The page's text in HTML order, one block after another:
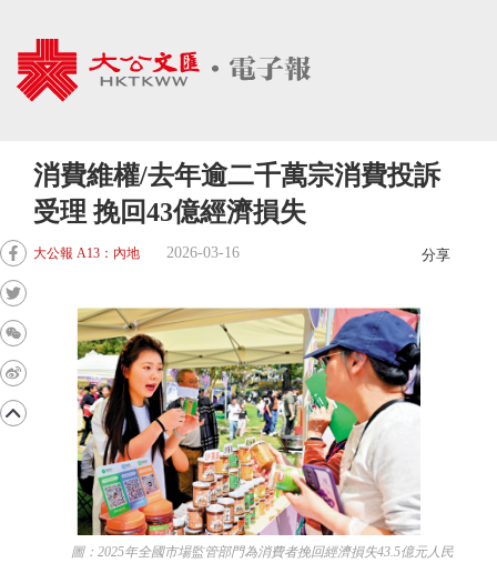
消費維權/去年逾二千萬宗消費投訴
受理 挽回43億經濟損失
大公報 A13：內地 2026-03-16 分享
圖：2025年全國市場監管部門為消費者挽回經濟損失43.5億元人民